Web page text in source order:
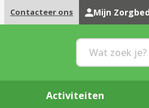
Contacteer ons Mijn
Activiteiten